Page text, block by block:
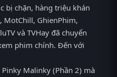
bị chặn, hàng triệu khán
GhienPhim,
và TVHay đã chuyển
phim chính. Đến với
Malinky (Phần 2) mà